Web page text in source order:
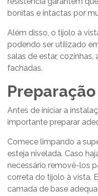
bonitas e intactas por
Além disso, o tijolo à
podendo ser utilizado
salas de estar,
fachadas.
Antes de iniciar a
importante preparar
Comece limpando a
esteja nivelada. Caso
necessário removê-los
correta do tijolo à vista.
camada de base